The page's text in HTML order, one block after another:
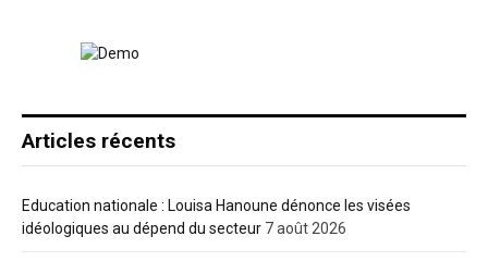
Articles récents
Education nationale : Louisa Hanoune dénonce les visées
idéologiques au dépend du secteur 7 août 2026